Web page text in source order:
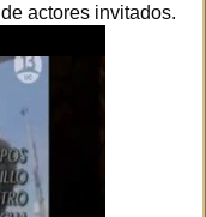
actores invitados.